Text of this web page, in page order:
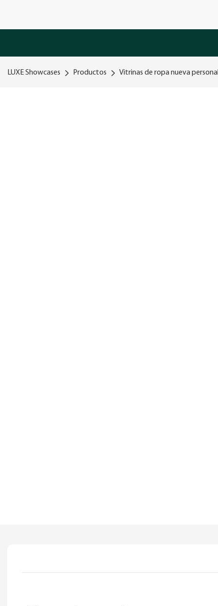
LUXE Showcases Productos Vitrinas de ropa nueva